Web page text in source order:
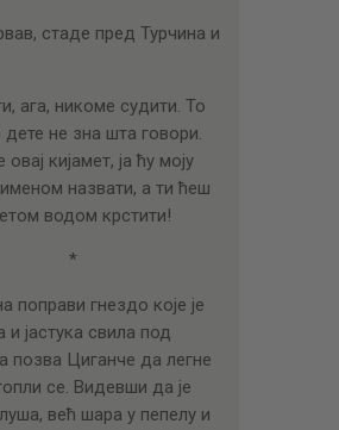
стаде пред Турчина и
ага, никоме судити. То
не зна шта говори.
кијамет, ја ћу моју
назвати, а ти ћеш
водом крстити!
*
поправи гнездо које је
и јастука свила под
позва Циганче да легне
се. Видевши да је
већ шара у пепелу и